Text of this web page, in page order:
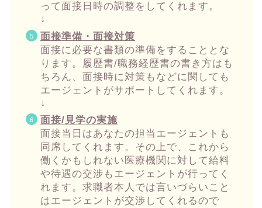
って面接日時の調整をしてくれます。
↓
面接準備・面接対策
面接に必要な書類の準備をすることとな
ります。履歴書/職務経歴書の書き方はも
ちろん、面接時に対策もなどに関しても
エージェントがサポートしてくれます。
↓
面接/見学の実施
面接当日はあなたの担当エージェントも
同席してくれます。その上で、これから
働くかもしれない医療機関に対して給料
や待遇の交渉もエージェントが行ってく
れます。求職者本人では言いづらいこと
はエージェントが交渉してくれるので